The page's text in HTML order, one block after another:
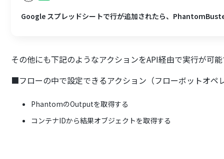
Google スプレッドシートで行が追加されたら、
その他にも下記のようなアクションをAPI経由で実行が可
■フローの中で設定できるアクション（フローボットオペ
PhantomのOutputを取得する
コンテナIDから結果オブジェクトを取得する